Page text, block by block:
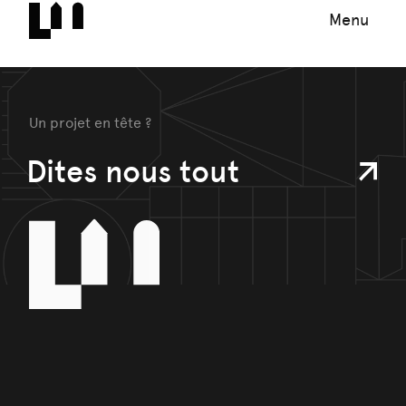
Menu
Un projet en tête ?
Dites nous tout